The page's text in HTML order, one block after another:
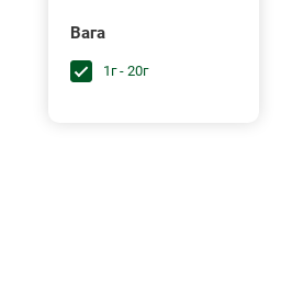
Вага
1г - 20г